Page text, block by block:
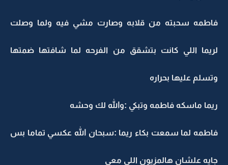
فاطمه سحبته من قلابه وصارت مشي فيه ولما وصلت
لريما اللي كانت بتشقق من الفرحه لما شافتها ضمتها
وتسلم عليها بحراره
ريما ماسكه فاطمه وتبكي :والله لك وحشه
فاطمه لما سمعت بكاء ريما :سبحان الله عكسي تماما بس
جايه علشان هالمزيون اللي معي